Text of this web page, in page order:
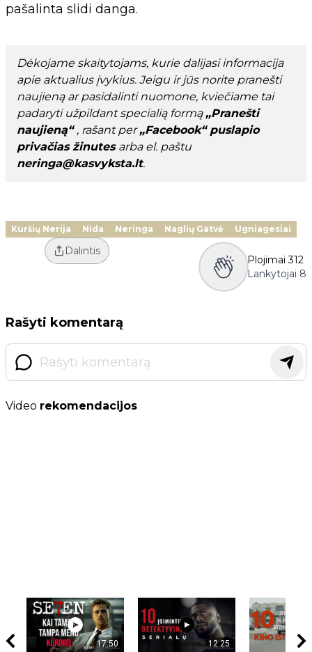
pašalinta slidi danga.
Dėkojame skaitytojams, kurie dalijasi informacija
apie aktualius įvykius. Jeigu ir jūs norite pranešti
naujieną ar pasidalinti nuomone, kviečiame tai
padaryti užpildant specialią formą „Pranešti
naujieną“ , rašant per„Facebook“ puslapio
privačias žinutes arba el. paštu
neringa@kasvyksta.lt.
Kuršių Nerija Nida Neringa Naglių Gatvė Ugniagesiai
Dalintis
Plojimai 312
Lankytojai 8
Rašyti komentarą
Video rekomendacijos
17:50 12:25